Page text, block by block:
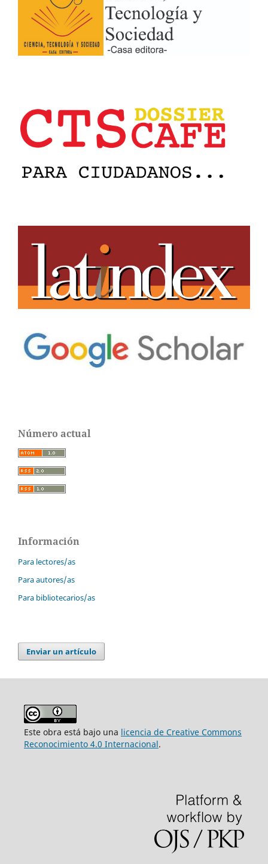
Número actual
Información
Para lectores/as
Para autores/as
Para bibliotecarios/as
Enviar un artículo
Este obra está bajo una licencia de Creative Commons
Reconocimiento 4.0 Internacional.